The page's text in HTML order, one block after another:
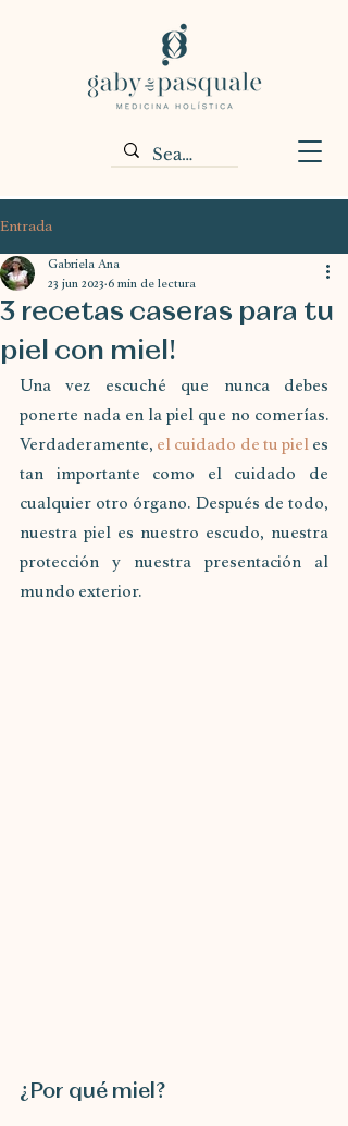
Entrada
3 recetas caseras para tu
piel con miel!
Gabriela Ana
23 jun 2023 6 min de lectura
Una vez escuché que nunca debes
ponerte nada en la piel que no comerías.
Verdaderamente, el cuidado de tu piel es
tan importante como el cuidado de
cualquier otro órgano. Después de todo,
nuestra piel es nuestro escudo, nuestra
protección y nuestra presentación al
mundo exterior.
¿Por qué miel?